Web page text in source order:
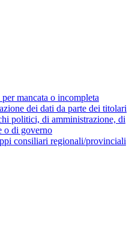
mancata o incompleta
dei dati da parte dei titolari
politici, di amministrazione, di
o di governo
consiliari regionali/provinciali